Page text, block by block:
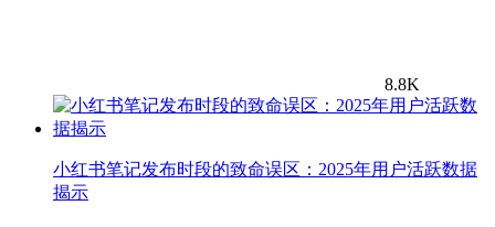
8.8K
小红书笔记发布时段的致命误区：2025年用户活跃数据
揭示